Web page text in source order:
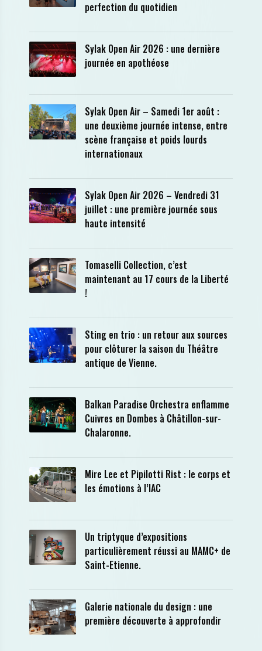
perfection du quotidien
Sylak Open Air 2026 : une dernière
journée en apothéose
Sylak Open Air – Samedi 1er août :
une deuxième journée intense, entre
scène française et poids lourds
internationaux
Sylak Open Air 2026 – Vendredi 31
juillet : une première journée sous
haute intensité
Tomaselli Collection, c’est
maintenant au 17 cours de la Liberté
!
Sting en trio : un retour aux sources
pour clôturer la saison du Théâtre
antique de Vienne.
Balkan Paradise Orchestra enflamme
Cuivres en Dombes à Châtillon-sur-
Chalaronne.
Mire Lee et Pipilotti Rist : le corps et
les émotions à l’IAC
Un triptyque d’expositions
particulièrement réussi au MAMC+ de
Saint-Etienne.
Galerie nationale du design : une
première découverte à approfondir